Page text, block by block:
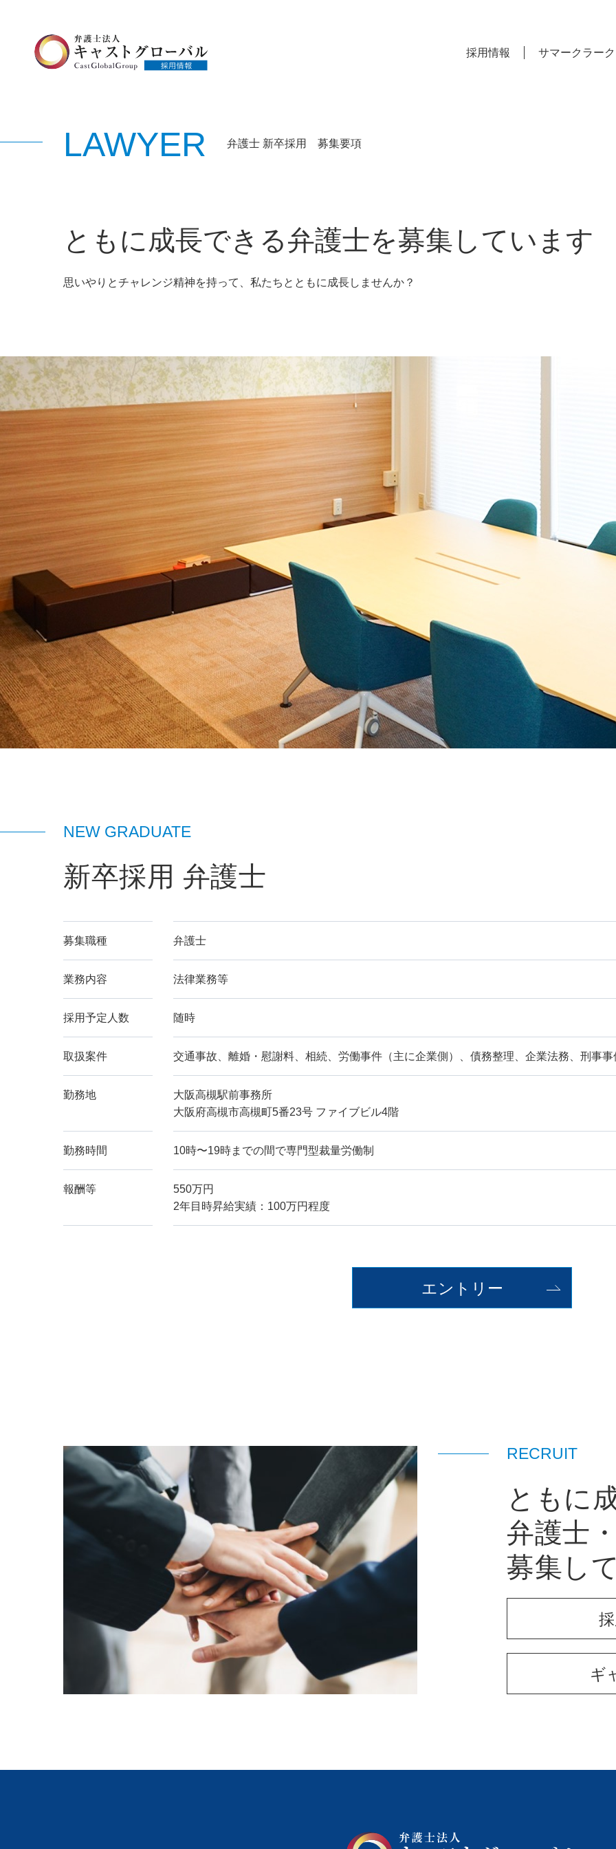
採用情報 サマークラーク
LAWYER 弁護士 新卒採用 募集要項
ともに成長できる弁護士を募集しています
思いやりとチャレンジ精神を持って、私たちとともに成長しませんか？
NEW GRADUATE
新卒採用 弁護士
募集職種 弁護士
業務内容 法律業務等
採用予定人数 随時
取扱案件 交通事故、離婚・慰謝料、相続、労働事件（主に企業側）、債務整理、企業法務、刑事
勤務地
大阪高槻駅前事務所
大阪府高槻市高槻町5番23号 ファイブビル4階
勤務時間 10時〜19時までの間で専門型裁量労働制
報酬等
550万円
2年目時昇給実績：100万円程度
エントリー
RECRUIT
ともに
弁護士
募集し
ギ